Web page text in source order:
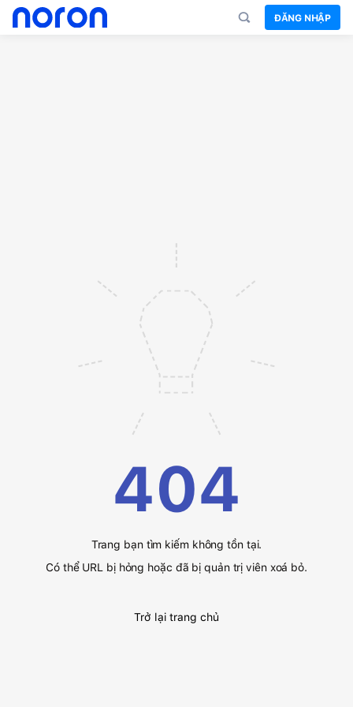
ĐĂNG NHẬP
404
Trang bạn tìm kiếm không tồn tại.
Có thể URL bị hỏng hoặc đã bị quản trị viên xoá bỏ.
Trở lại trang chủ